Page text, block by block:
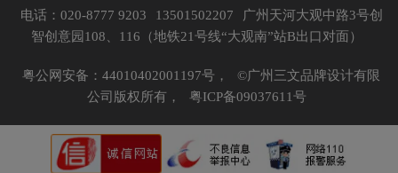
电话：020-8777 9203 13501502207
广州天河大观中路3号创
智创意园108、116（地铁21号线“大观南”站B出口对面）
粤公网安备：44010402001197号，
©广州三文品牌设计有限
公司版权所有，
粤ICP备09037611号